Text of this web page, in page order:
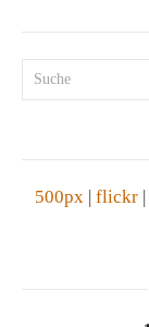
500px| flickr|